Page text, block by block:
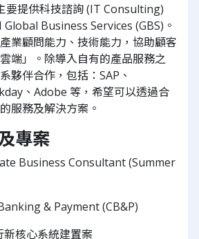
提供科技諮詢 (IT Consulting)
Business Services (GBS)。
業顧問能力、技術能力，協助顧客
端」。除導入自有的產品服務之
夥伴合作，包括：SAP、
、Adobe 等，希望可以透過合
服務及解決方案。
專案
Business Consultant (Summer
& Payment (CB&P)
新核心系統建置案